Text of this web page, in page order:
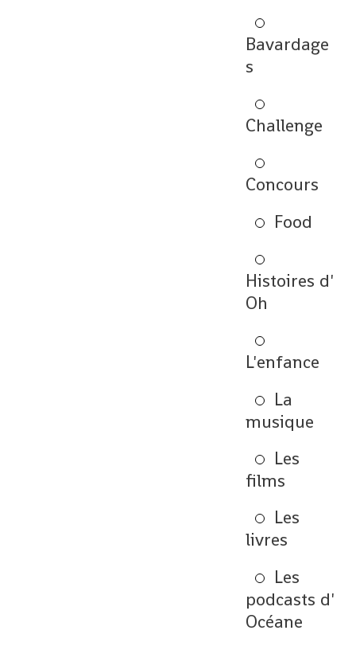
Bavardage
s
Challenge
Concours
Food
Histoires d'
Oh
L'enfance
La
musique
Les
films
Les
livres
Les
podcasts d'
Océane